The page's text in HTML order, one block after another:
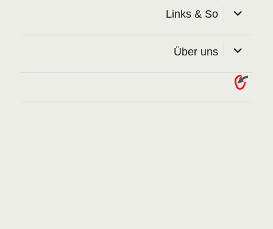
Links & So öffnen
Über uns öffnen